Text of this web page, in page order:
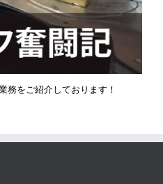
務をご紹介しております！